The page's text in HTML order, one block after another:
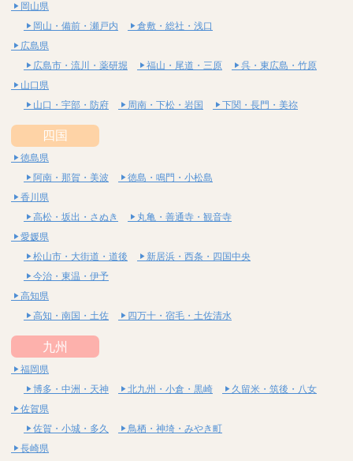
岡山県
岡山・備前・瀬戸内
倉敷・総社・浅口
広島県
広島市・流川・薬研堀
福山・尾道・三原
呉・東広島・竹原
山口県
山口・宇部・防府
周南・下松・岩国 下関・長門・美祢
四国
徳島県
阿南・那賀・美波
徳島・鳴門・小松島
香川県
高松・坂出・さぬき
丸亀・善通寺・観音寺
愛媛県
松山市・大街道・道後
新居浜・西条・四国中央
今治・東温・伊予
高知県
高知・南国・土佐
四万十・宿毛・土佐清水
九州
福岡県
博多・中洲・天神
北九州・小倉・黒崎
久留米・筑後・八女
佐賀県
佐賀・小城・多久
鳥栖・神埼・みやき町
長崎県